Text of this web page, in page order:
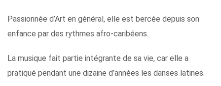
Passionnée d’Art en général, elle est bercée depuis son
enfance par des rythmes afro-caribéens.
La musique fait partie intégrante de sa vie, car elle a
pratiqué pendant une dizaine d’années les danses latines.